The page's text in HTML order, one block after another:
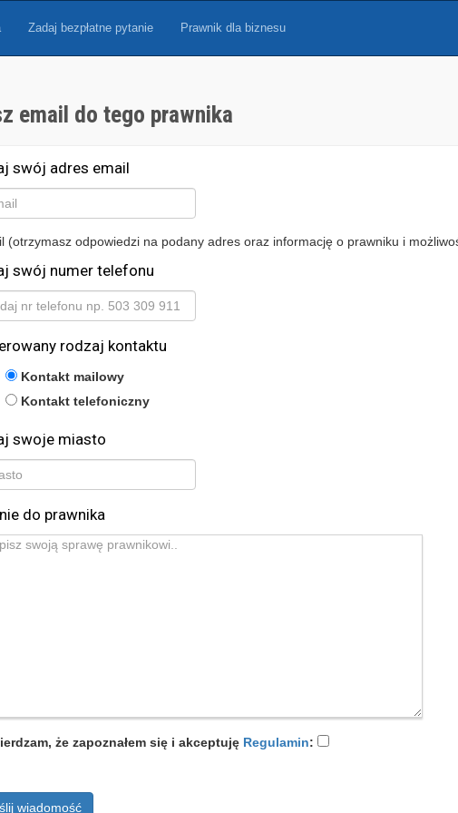
Zadaj bezpłatne pytanie Prawnik dla biznesu
email do tego prawnika
swój adres email
(otrzymasz odpowiedzi na podany adres oraz informację o prawniku i
swój numer telefonu
rodzaj kontaktu
Kontakt mailowy
Kontakt telefoniczny
swoje miasto
do prawnika
że zapoznałem się i akceptuję Regulamin:
wiadomość